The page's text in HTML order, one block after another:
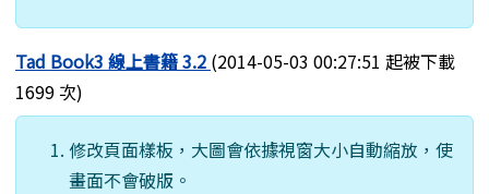
Tad Book3 線上書籍 3.2 (2014-05-03 00:27:51 起被下載
1699 次)
修改頁面樣板，大圖會依據視窗大小自動縮放，使
畫面不會破版。